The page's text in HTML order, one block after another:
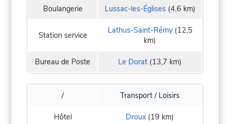
Boulangerie Lussac-les-Églises(4,6 km)
Station service Lathus-Saint-Rémy(12,5
km)
Bureau de Poste Le Dorat (13,7 km)
/ Transport / Loisirs
Hôtel Droux (19 km)